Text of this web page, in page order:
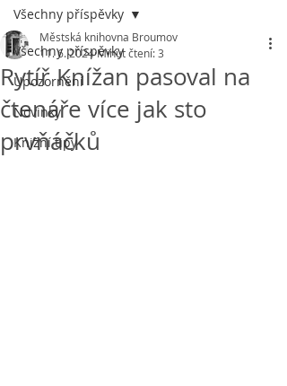
Všechny příspěvky
Upozornění
Novinky
Knižní tipy
Všechny příspěvky
Rytíř Knížan pasoval na
čtenáře více jak sto
prvňáčků
Městská knihovna Broumov
11. 6. 2024 Minut čtení: 3